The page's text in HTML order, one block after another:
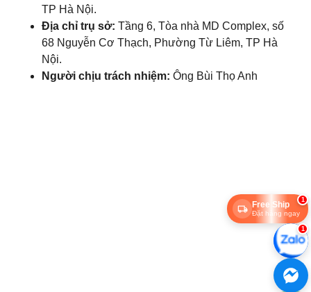
TP Hà Nội.
Địa chỉ trụ sở: Tầng 6, Tòa nhà MD Complex, số
68 Nguyễn Cơ Thạch, Phường Từ Liêm, TP Hà
Nội.
Người chịu trách nhiệm: Ông Bùi Thọ Anh
1
Free Ship
Đặt hàng ngay
1